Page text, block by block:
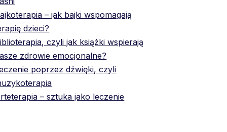
– jak bajki wspomagają
dzieci?
czyli jak książki wspierają
zdrowie emocjonalne?
poprzez dźwięki, czyli
– sztuka jako leczenie